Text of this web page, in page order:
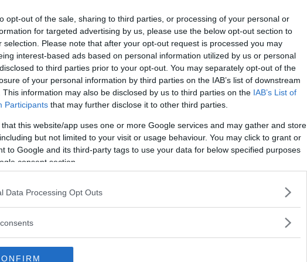
opt-out of the sale, sharing to third parties, or processing of your personal or
for targeted advertising by us, please use the below opt-out section to
selection. Please note that after your opt-out request is processed you may
interest-based ads based on personal information utilized by us or personal
to third parties prior to your opt-out. You may separately opt-out of the
of your personal information by third parties on the IAB’s list of downstream
This information may also be disclosed by us to third parties on the IAB’s List of
Participants that may further disclose it to other third parties.
that this website/app uses one or more Google services and may gather and store
but not limited to your visit or usage behaviour. You may click to grant or
to Google and its third-party tags to use your data for below specified purposes
consent section.
Data Processing Opt Outs
Här tittar vi på fem
det senaste halvåret.
du välja
200 000 kronor – eller 3 000
flera populära modeller och listar
är lite vänligare för plånboken.